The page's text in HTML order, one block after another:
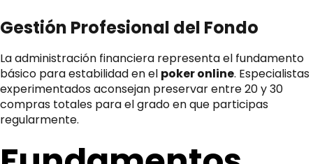
Gestión Profesional del Fondo
La administración financiera representa el fundamento
básico para estabilidad en el poker online. Especialistas
experimentados aconsejan preservar entre 20 y 30
compras totales para el grado en que participas
regularmente.